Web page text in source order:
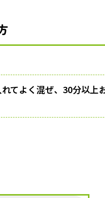
てよく混ぜ、30分以上